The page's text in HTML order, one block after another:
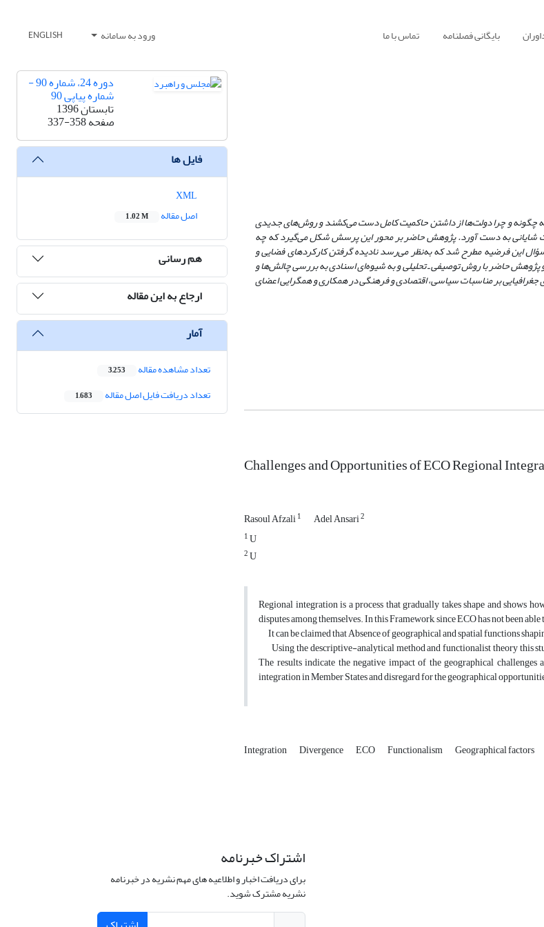
بایگانی فصلنامه تماس با ما ورود به سامانه ENGLISH
چگونه و چرا دولت‌ها از داشتن حاکمیت کامل دست می‌کشند و روش‌های جدیدی
شایانی به دست آورد. پژوهش حاضر بر محور این پرسش شکل می‌گیرد که چه
این فرضیه مطرح شد که به‌نظر می‌رسد نادیده گرفتن کارکردهای فضایی و
پژوهش حاضر با روش توصیفی ـ تحلیلی و به شیوه‌ای اسنادی به بررسی چالش‌ها و
بر مناسبات سیاسی، اقتصادی و فرهنگی در همکاری و همگرایی اعضای
Challenges and Opportunities of ECO Regional
Rasoul Afzali1 Adel Ansari2
1U
2U
Regional integration is a process that gradually takes shape and shows
disputes among themselves. In this Framework, since ECO has not been
It can be claimed that Absence of geographical and spatial functions
Using the descriptive-analytical method and functionalist theory this
The results indicate the negative impact of the geographical
integration in Member States and disregard for the geographical
Integration Divergence ECO Functionalism Geographical factors
دوره 24، شماره 90 -
شماره پیاپی 90
تابستان 1396
صفحه337-358
فایل ها
اصل مقاله
1.02 M
هم رسانی
ارجاع به این مقاله
آمار
تعداد مشاهده مقاله 3,253
تعداد دریافت فایل اصل مقاله 1,683
اشتراک خبرنامه
برای دریافت اخبار و اطلاعیه های مهم نشریه در خبرنامه
نشریه مشترک شوید.